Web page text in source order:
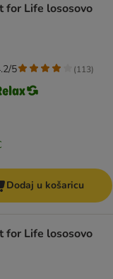
for Life lososovo
5 (113)
Dodaj u košaricu
for Life lososovo